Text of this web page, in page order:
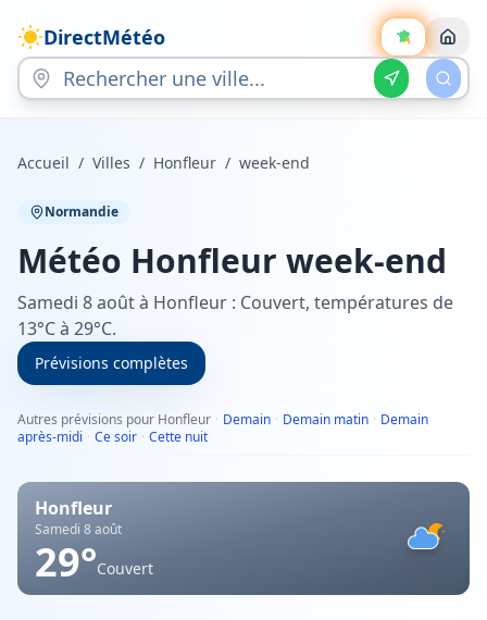
DirectMétéo
Accueil / Villes / Honfleur / week-end
Normandie
Météo Honfleur week-end
Samedi 8 août à Honfleur : Couvert, températures de
13°C à 29°C.
Prévisions complètes
Autres prévisions pour Honfleur · Demain · Demain matin · Demain
après-midi · Ce soir · Cette nuit
Honfleur
Samedi 8 août
29°Couvert